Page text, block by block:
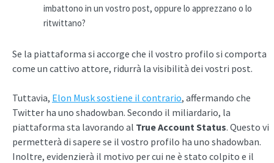
imbattono in un vostro post, oppure lo apprezzano o lo
ritwittano?
Se la piattaforma si accorge che il vostro profilo si comporta
come un cattivo attore, ridurrà la visibilità dei vostri post.
Tuttavia, Elon Musk sostiene il contrario, affermando che
Twitter ha uno shadowban. Secondo il miliardario, la
piattaforma sta lavorando al True Account Status. Questo vi
permetterà di sapere se il vostro profilo ha uno shadowban.
Inoltre, evidenzierà il motivo per cui ne è stato colpito e il